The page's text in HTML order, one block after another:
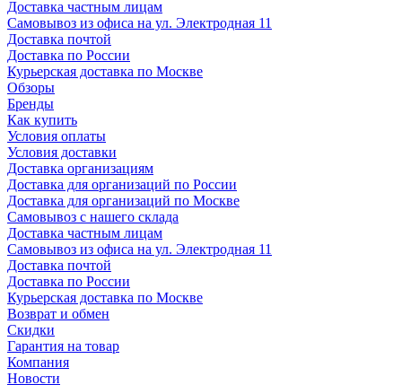
Доставка частным лицам
Самовывоз из офиса на ул. Электродная 11
Доставка почтой
Доставка по России
Курьерская доставка по Москве
Обзоры
Бренды
Как купить
Условия оплаты
Условия доставки
Доставка организациям
Доставка для организаций по России
Доставка для организаций по Москве
Самовывоз с нашего склада
Доставка частным лицам
Самовывоз из офиса на ул. Электродная 11
Доставка почтой
Доставка по России
Курьерская доставка по Москве
Возврат и обмен
Скидки
Гарантия на товар
Компания
Новости